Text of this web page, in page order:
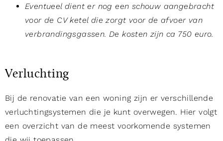
Eventueel dient er nog een schouw aangebracht
voor de CV ketel die zorgt voor de afvoer van
verbrandingsgassen. De kosten zijn ca 750 euro.
Verluchting
Bij de renovatie van een woning zijn er verschillende
verluchtingsystemen die je kunt overwegen. Hier volgt
een overzicht van de meest voorkomende systemen